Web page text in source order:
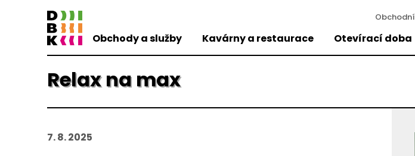
Obchody a služby Kavárny a restaurace Otevírací doba
Relax na max
7. 8. 2025